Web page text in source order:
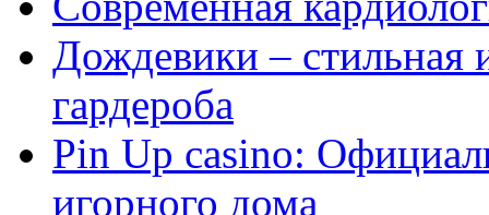
Дождевики – стильная
гардероба
Pin Up casino:
игорного дома